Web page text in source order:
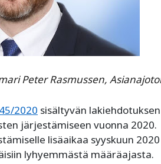
Peter Rasmussen,
2020 sisältyvän
järjestämiseen vuonna 2020.
lisäaikaa syyskuun
lyhyemmästä määräajasta.